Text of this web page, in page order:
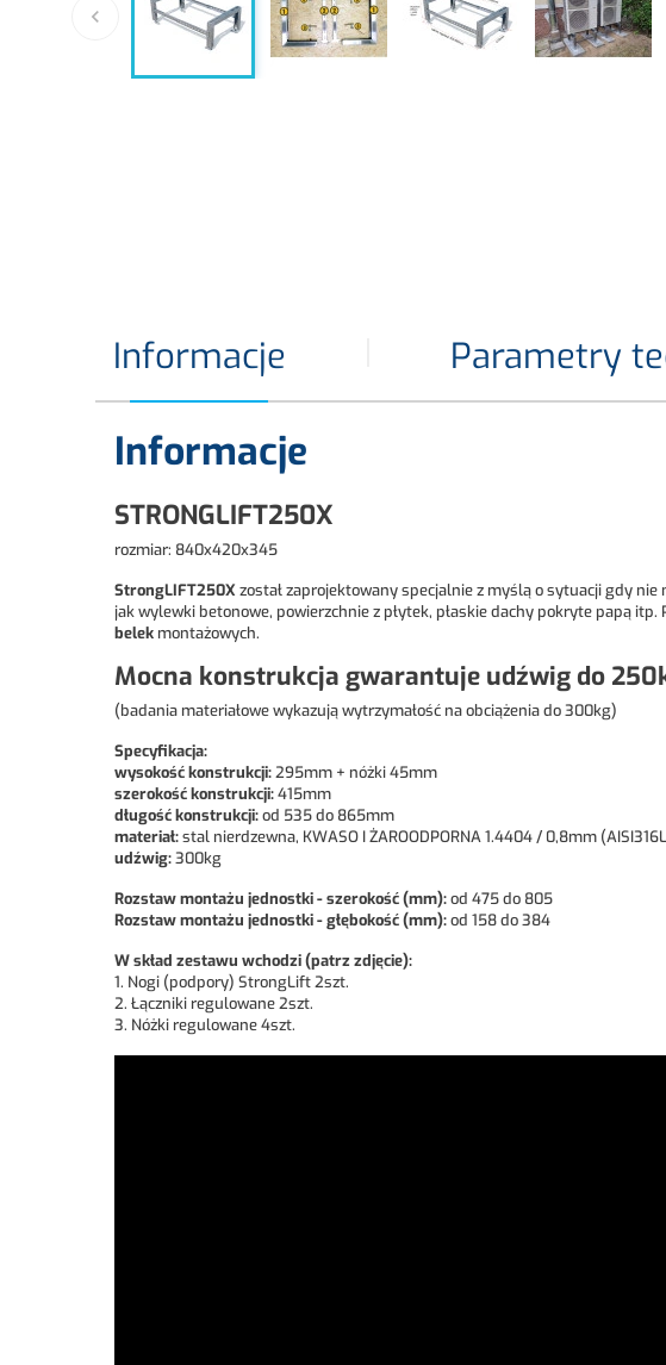

Informacje Parametry
Informacje
STRONGLIFT250X
rozmiar: 840x420x345
StrongLIFT250Xzostał zaprojektowany specjalnie z myślą o sytuacji gdy
jak wylewki betonowe, powierzchnie z płytek, płaskie dachy pokryte papą
belek montażowych.
Mocna konstrukcja gwarantuje udźwig do
(badania materiałowe wykazują wytrzymałość na obciążenia do 300kg)
Specyfikacja:
wysokość konstrukcji:295mm + nóżki 45mm
szerokość konstrukcji:415mm
długość konstrukcji:od 535 do 865mm
materiał:stal nierdzewna, KWASO I ŻAROODPORNA 1.4404 / 0,8mm
udźwig:300kg
Rozstaw montażu jednostki - szerokość (mm):od 475 do 805
Rozstaw montażu jednostki - głębokość (mm):od 158 do 384
W skład zestawu wchodzi (patrz zdjęcie):
1. Nogi (podpory) StrongLift 2szt.
2. Łączniki regulowane 2szt.
3. Nóżki regulowane 4szt.